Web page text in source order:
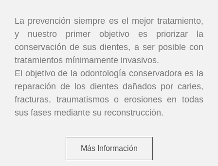
La prevención siempre es el mejor tratamiento,
y nuestro primer objetivo es priorizar la
conservación de sus dientes, a ser posible con
tratamientos mínimamente invasivos.
El objetivo de la odontología conservadora es la
reparación de los dientes dañados por caries,
fracturas, traumatismos o erosiones en todas
sus fases mediante su reconstrucción.
Más Información